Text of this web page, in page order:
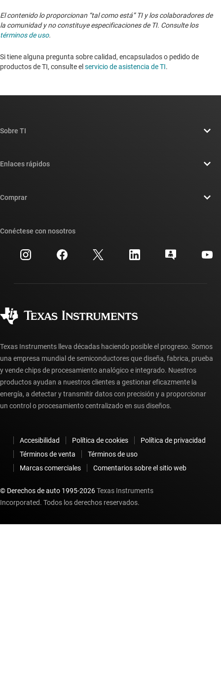
El contenido lo proporcionan “tal como está” TI y los colaboradores de
la comunidad y no constituye especificaciones de TI. Consulte los
términos de uso.
Si tiene alguna pregunta sobre calidad, encapsulados o pedido de
productos de TI, consulte el servicio de asistencia de TI. ​​​​​​​​​​​​​​
Sobre TI
Sala de redacción
Relaciones con los inversionistas
Fabricación
Enlaces rápidos
Búsqueda de referencias cruzadas
Centro de atención al cliente
Preguntas frecuentes sobre la cuenta myTI
Comprar
Preguntas frecuentes sobre pedidos
Conéctese con nosotros
Texas Instruments lleva décadas haciendo posible el progreso. Somos
una empresa mundial de semiconductores que diseña, fabrica, prueba
y vende chips de procesamiento analógico e integrado. Nuestros
productos ayudan a nuestros clientes a gestionar eficazmente la
energía, a detectar y transmitir datos con precisión y a proporcionar
un control o procesamiento centralizado en sus diseños.
Accesibilidad Política de cookies
Política de privacidad
Términos de venta
Términos de uso
Marcas comerciales
Comentarios sobre el sitio web
© Derechos de auto 1995-2026Texas Instruments
Incorporated. Todos los derechos reservados.